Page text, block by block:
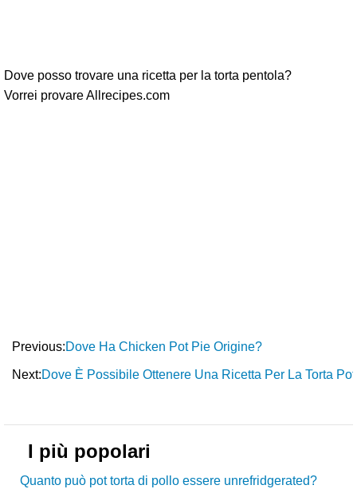
Dove posso trovare una ricetta per la torta pentola?
Vorrei provare Allrecipes.com
Previous:Dove Ha Chicken Pot Pie Origine?
Next:Dove È Possibile Ottenere Una Ricetta Per La Torta
I più popolari
Quanto può pot torta di pollo essere unrefridgerated?